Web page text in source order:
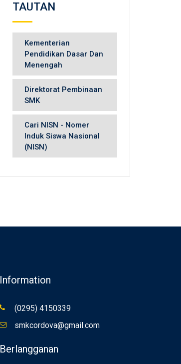
TAUTAN
Kementerian
Pendidikan Dasar Dan
Menengah
Direktorat Pembinaan
SMK
Cari NISN - Nomer
Induk Siswa Nasional
(NISN)
Information
(0295) 4150339
smkcordova@gmail.com
Berlangganan